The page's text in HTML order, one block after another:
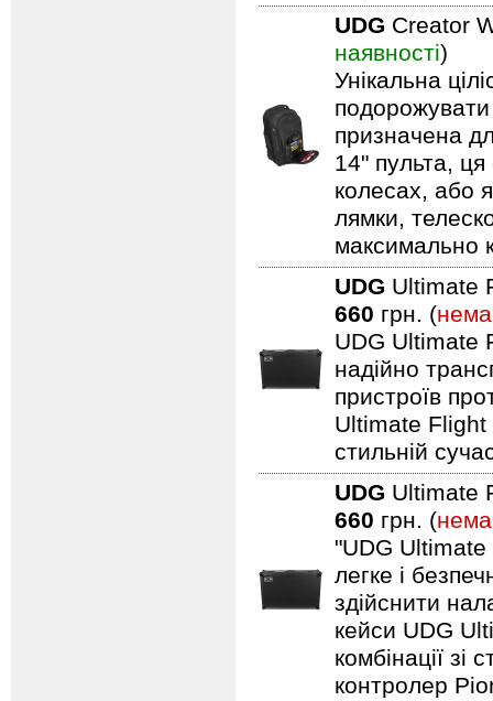
UDG Creator
наявності)
Унікальна
подорожувати
призначена
14" пульта,
колесах, або
лямки,
максимально
UDG Ultimate
660 грн. (
UDG Ultimate
надійно
пристроїв
Ultimate Flight
стильній
UDG Ultimate
660 грн. (
"UDG
легке і
здійснити
кейси UDG
комбінації
контролер